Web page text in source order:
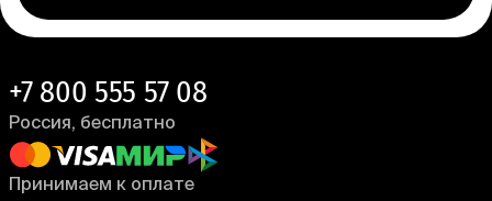
+7 800 555 57 08
Россия, бесплатно
Принимаем к оплате